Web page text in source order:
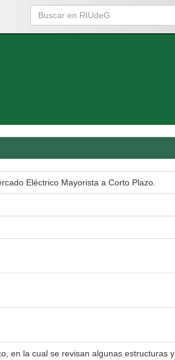
Eléctrico Mayorista a Corto Plazo.
en la cual se revisan algunas estructuras y